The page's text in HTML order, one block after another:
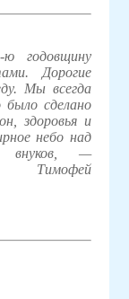
годовщину
Дорогие
Мы всегда
сделано
здоровья и
небо над
внуков, —
Тимофей